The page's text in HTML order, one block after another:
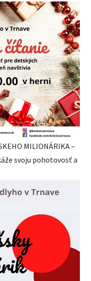
MILIONÁRIKA –
svoju pohotovosť a